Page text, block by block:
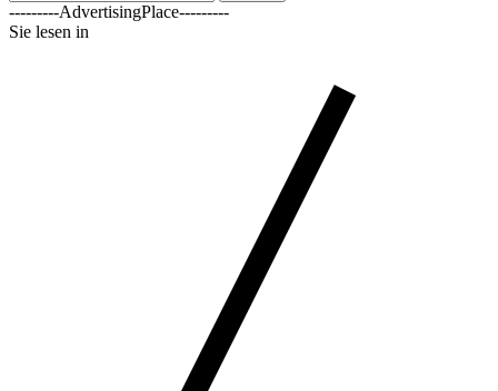
---------AdvertisingPlace---------
Sie lesen in